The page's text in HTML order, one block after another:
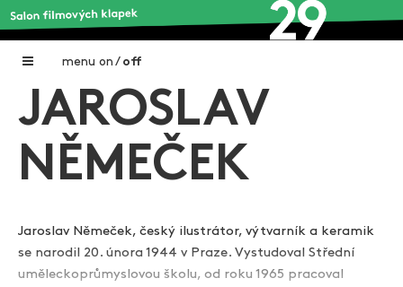
menu on / off
Home
Nadační fond FILMTALENT ZLÍN
Galerie filmových klapek
O projektu
JAROSLAV
NĚMEČEK
Jaroslav Němeček, český ilustrátor, výtvarník a keramik
se narodil 20. února 1944 v Praze. Vystudoval Střední
uměleckoprůmyslovou školu, od roku 1965 pracoval